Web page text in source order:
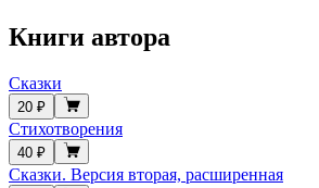
Книги автора
Сказки
20 ₽
Стихотворения
40 ₽
Сказки. Версия вторая, расширенная